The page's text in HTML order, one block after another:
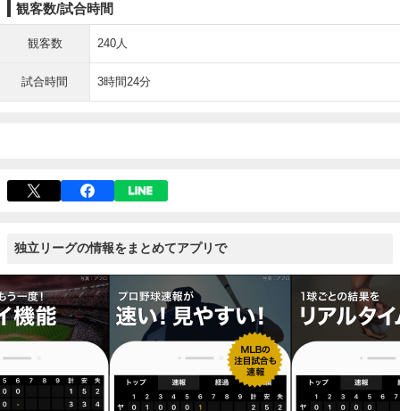
観客数/試合時間
観客数 240人
試合時間 3時間24分
独立リーグの情報をまとめてアプリで